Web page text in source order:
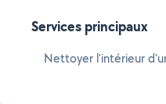
Services principaux
Nettoyer l'intérieur